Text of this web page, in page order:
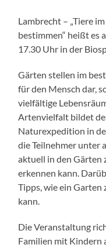
Lambrecht – „Tiere
bestimmen“ heißt es
17.30 Uhr in der
Gärten stellen im
für den Mensch dar,
vielfältige
Artenvielfalt bildet
Naturexpedition in
die Teilnehmer unter
aktuell in den Gärten
erkennen kann.
Tipps, wie ein Garten
kann.
Die Veranstaltung
Familien mit Kindern